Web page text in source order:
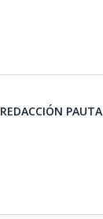
REDACCIÓN PAUTA